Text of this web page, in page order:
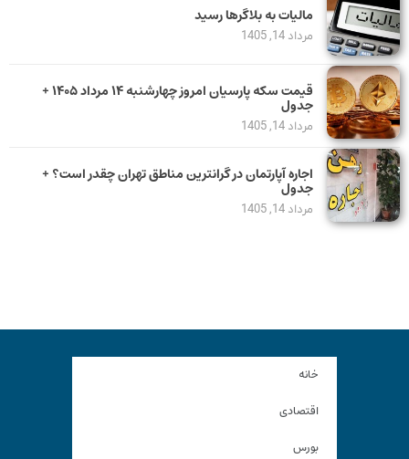
مالیات به بلاگرها رسید
مرداد 14, 1405
قیمت سکه پارسیان امروز چهارشنبه ۱۴ مرداد ۱۴۰۵ +
جدول
مرداد 14, 1405
اجاره آپارتمان در گرانترین مناطق تهران چقدر است؟ +
جدول
مرداد 14, 1405
خانه
اقتصادی
بورس